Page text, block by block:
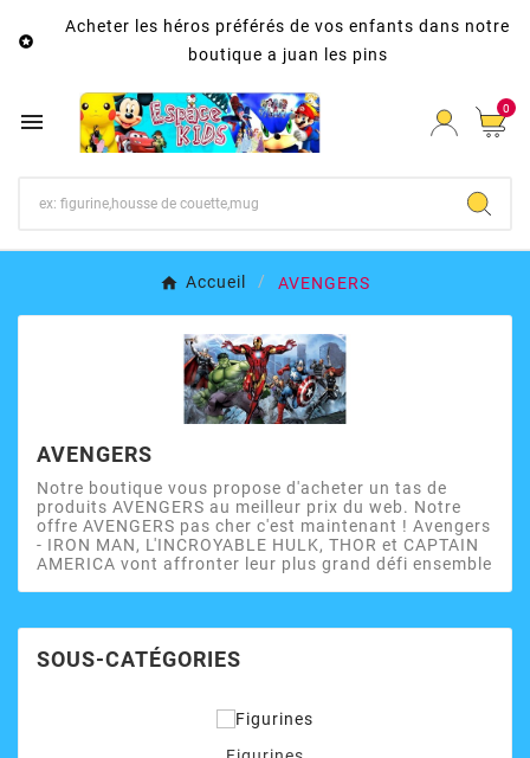

Acheter les héros préférés de vos enfants dans notre
boutique a juan les pins
 0
Accueil AVENGERS
AVENGERS
Notre boutique vous propose d'acheter un tas de
produits AVENGERS au meilleur prix du web. Notre
offre AVENGERS pas cher c'est maintenant ! Avengers
- IRON MAN, L'INCROYABLE HULK, THOR et CAPTAIN
AMERICA vont affronter leur plus grand défi ensemble
SOUS-CATÉGORIES